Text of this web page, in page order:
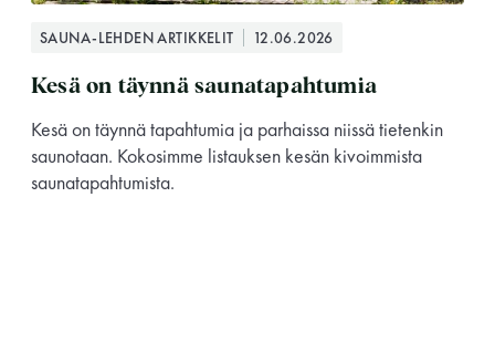
SAUNA-LEHDEN ARTIKKELIT 12.06.2026
Kesä on täynnä saunatapahtumia
Kesä on täynnä tapahtumia ja parhaissa niissä tietenkin
saunotaan. Kokosimme listauksen kesän kivoimmista
saunatapahtumista.